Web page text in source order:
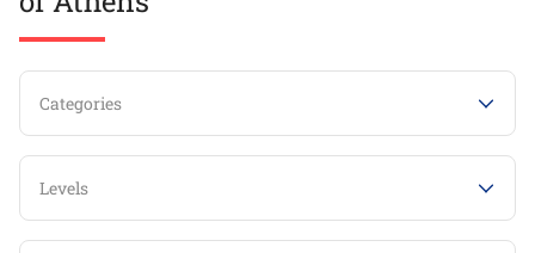
Categories
Levels